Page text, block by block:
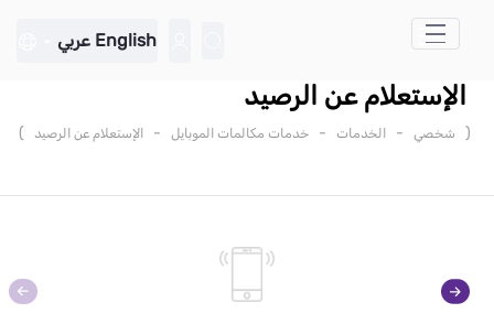
تخطي إلى المحتوى الرئيسي
English عربي
الإستعلام عن الرصيد
( شخصي - الخدمات - خدمات مكالمات الموبايل - الإستعلام عن الرصيد )